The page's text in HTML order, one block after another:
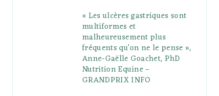
« Les ulcères gastriques sont
multiformes et
malheureusement plus
fréquents qu’on ne le pense »,
Anne-Gaëlle Goachet, PhD
Nutrition Equine –
GRANDPRIX INFO